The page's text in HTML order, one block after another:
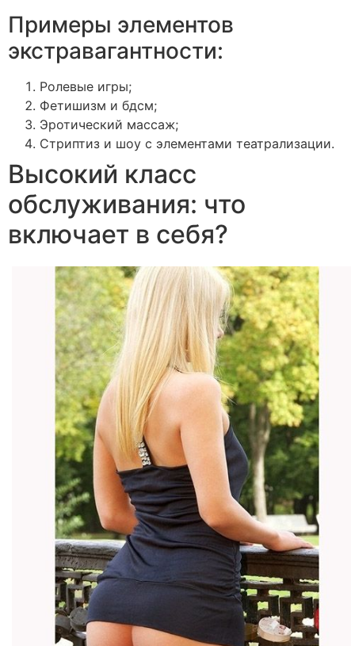
Примеры элементов
экстравагантности:
Ролевые игры;
Фетишизм и бдсм;
Эротический массаж;
Стриптиз и шоу с элементами театрализации.
Высокий класс
обслуживания: что
включает в себя?